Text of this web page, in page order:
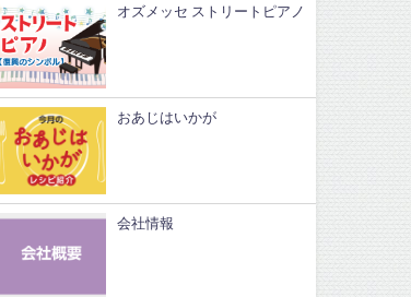
オズメッセ ストリートピアノ
おあじはいかが
会社情報